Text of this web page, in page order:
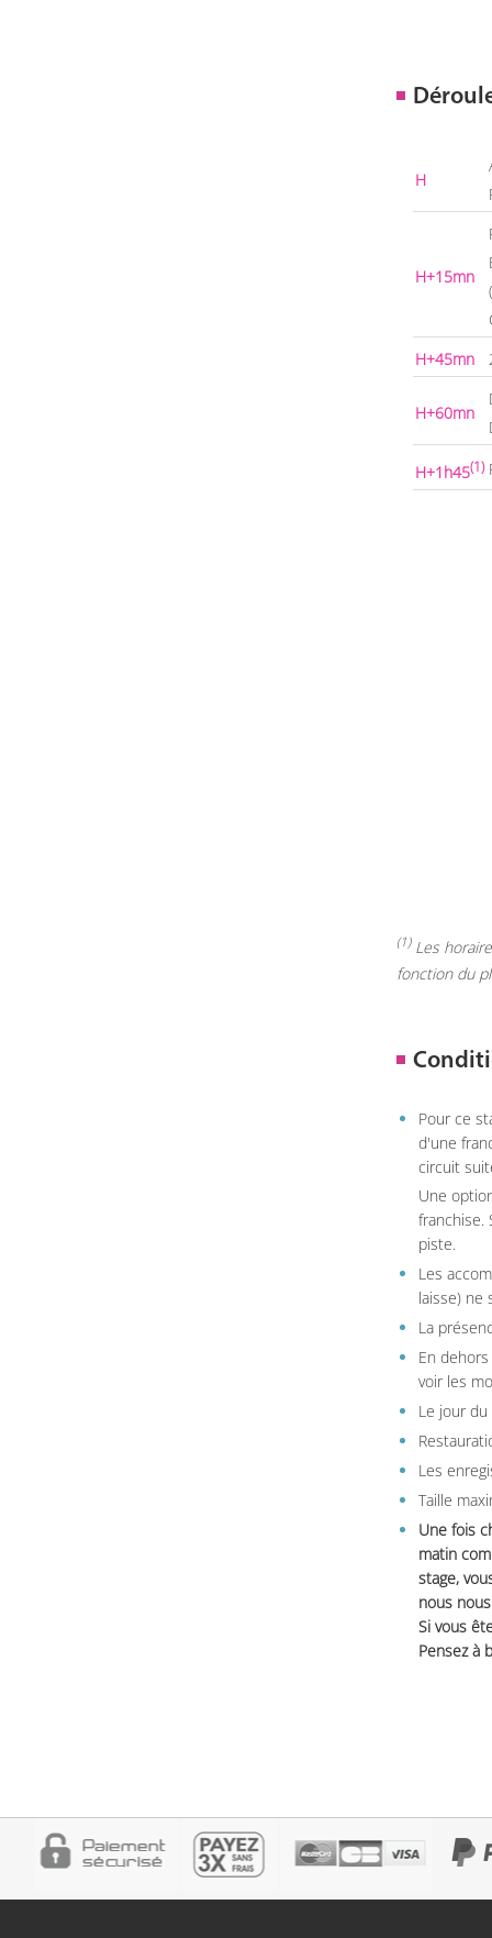
H
H+15mn
H+45mn
H+60mn
H+1h45(1)
(1)Les
fonction du
Pour ce
d'une
circuit
Une
franchise.
piste.
Les
laisse) ne
La
En
voir les
Le jour
Les
Taille
Une fois
matin
stage,
nous
Si vous
Pensez à